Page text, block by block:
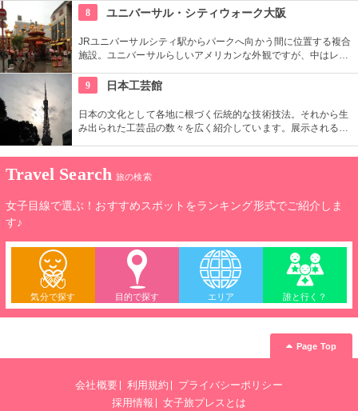
中まわってもまわりきれないお風呂で癒しの時間を。
8 ユニバーサル・シティウォーク大阪
JRユニバーサルシティ駅からパークへ向かう間に位置する複合
施設。ユニバーサルらしいアメリカンな外観ですが、中はレス
実の空間。随所に置かれるオブジェと写真を撮ったり、大阪ら
しいお土産もゲットできちゃう。
9 日本工芸館
日本の文化として各地に根づく伝統的な技術技法。それから生
み出られた工芸品の数々を広く紹介しています。展示されるの
藁・竹の製品など、大量生産品とは趣の異なる味わい深い品々
です。一定期間で展示替えもあります。
Travel Search 旅の検索
女子目線で選ぶ！おすすめスポットをランキング形式でご紹介しま
す♪
気分で探す 目的で探す エリア 誰と行く？
Page Top
会社概要 利用規約
プライバシーポリシー
採用情報
女子旅プレスとは